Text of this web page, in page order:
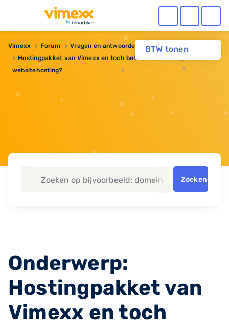
BTW tonen
Vimexx Forum Vragen en antwoorden
Webhosting
Hostingpakket van Vimexx en toch betalen voor Wordpress
websitehosting?
Zoeken
Onderwerp:
Hostingpakket van
Vimexx en toch